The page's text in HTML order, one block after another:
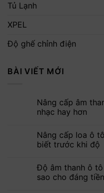
Tủ Lạnh
XPEL
Độ ghế chỉnh điện
BÀI VIẾT MỚI
Nâng cấp âm
nhạc hay hơn
Nâng cấp loa ô
biết trước khi độ
Độ âm thanh ô
sao cho đáng